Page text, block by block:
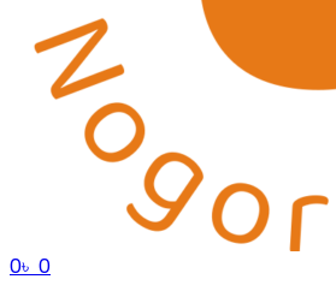
0৳ 0